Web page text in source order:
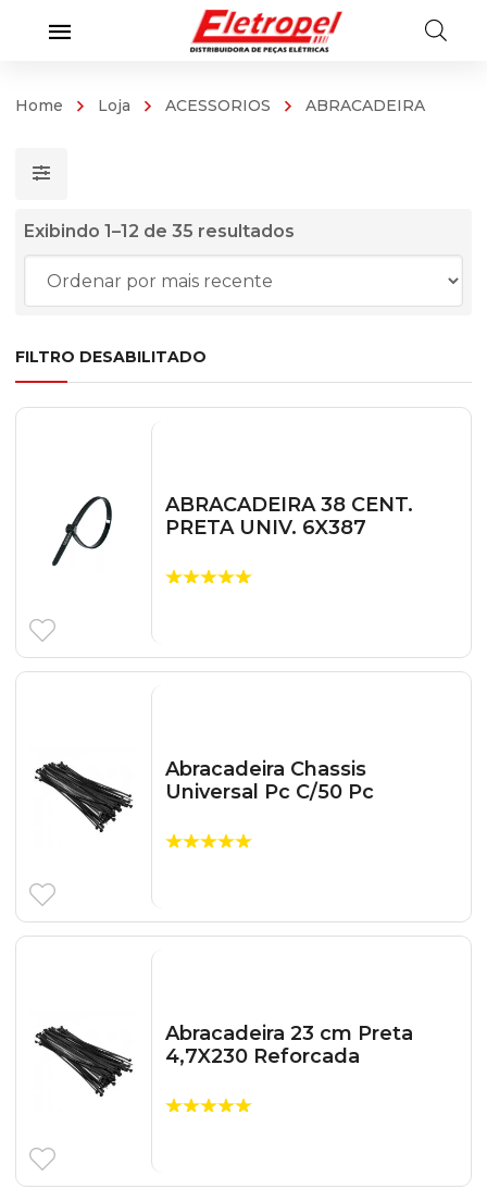
Home Loja ACESSORIOS ABRACADEIRA
Exibindo 1–12 de 35 resultados
por
FILTRO DESABILITADO
ABRACADEIRA 38 CENT.
PRETA UNIV. 6X387
Abracadeira Chassis
Universal Pc C/50 Pc
Abracadeira 23 cm Preta
4,7X230 Reforcada